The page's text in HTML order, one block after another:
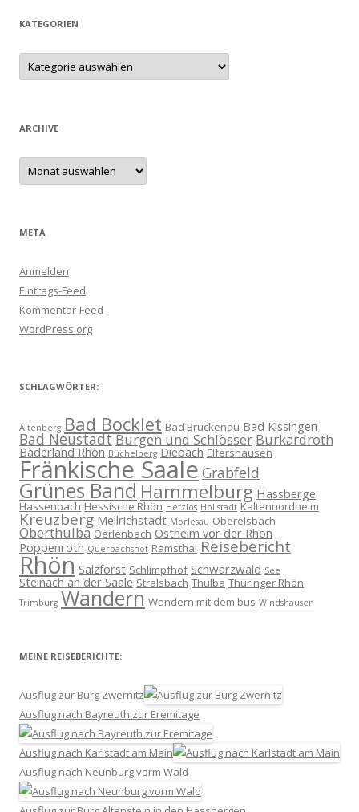
KATEGORIEN
Kategorien
ARCHIVE
Archive
META
Anmelden
Eintrags-Feed
Kommentar-Feed
WordPress.org
SCHLAGWÖRTER:
Altenberg Bad Bocklet Bad Brückenau Bad Kissingen
Bad NeustadtBurgen und Schlösser Burkardroth
Bäderland Rhön Büchelberg Diebach Elfershausen
Fränkische Saale Grabfeld
Grünes BandHammelburg Hassberge
Hassenbach Hessische Rhön Hetzlos Hollstadt Kaltennordheim
Kreuzberg Mellrichstadt Morlesau Oberelsbach
Oberthulba Oerlenbach Ostheim vor der Rhön
Poppenroth Querbachshof Ramsthal Reisebericht
Rhön Salzforst Schlimpfhof Schwarzwald See
Steinach an der Saale Stralsbach Thulba Thüringer Rhön
Trimburg Wandern Wandern mit dem bus Windshausen
MEINE REISEBERICHTE:
Ausflug zur Burg Zwernitz
Ausflug nach Bayreuth zur Eremitage
Ausflug nach Karlstadt am Main
Ausflug nach Neunburg vorm Wald